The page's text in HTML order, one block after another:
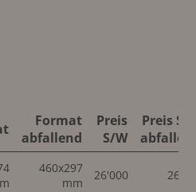
Format
abfallend
Preis
S/W
Preis S/
460x297
mm
26'000